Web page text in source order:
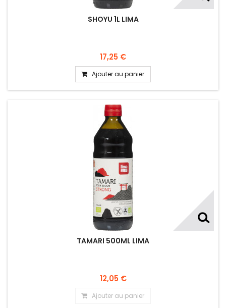
SHOYU 1L LIMA
17,25 €
Ajouter au panier
TAMARI 500ML LIMA
12,05 €
Ajouter au panier